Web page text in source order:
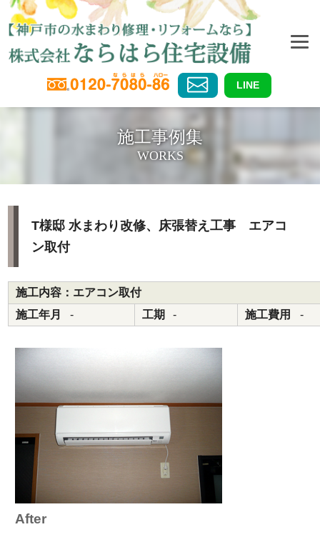
LINE
施工事例集
WORKS
T様邸 水まわり改修、床張替え工事 エアコ
ン取付
施工内容：エアコン取付
施工年月
- 工期 - 施工費用 -
After